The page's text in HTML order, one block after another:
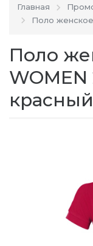
Главная
Поло
Поло
WOMEN
красный